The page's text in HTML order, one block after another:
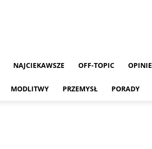
NAJCIEKAWSZE OFF-TOPIC OPINIE
MODLITWY PRZEMYSŁ PORADY